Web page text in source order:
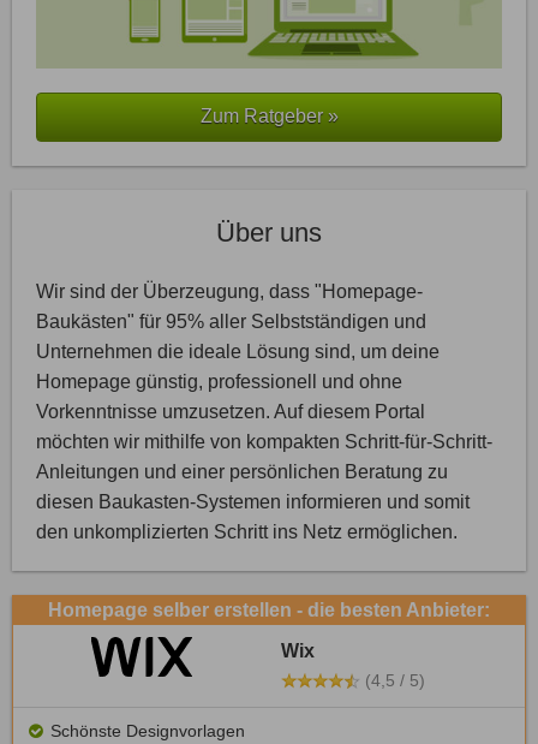
Zum Ratgeber »
Über uns
Wir sind der Überzeugung, dass "Homepage-
Baukästen" für 95% aller Selbstständigen und
Unternehmen die ideale Lösung sind, um deine
Homepage günstig, professionell und ohne
Vorkenntnisse umzusetzen. Auf diesem Portal
möchten wir mithilfe von kompakten Schritt-für-Schritt-
Anleitungen und einer persönlichen Beratung zu
diesen Baukasten-Systemen informieren und somit
den unkomplizierten Schritt ins Netz ermöglichen.
Homepage selber erstellen - die besten Anbieter:
Wix
(4,5 / 5)
Schönste Designvorlagen